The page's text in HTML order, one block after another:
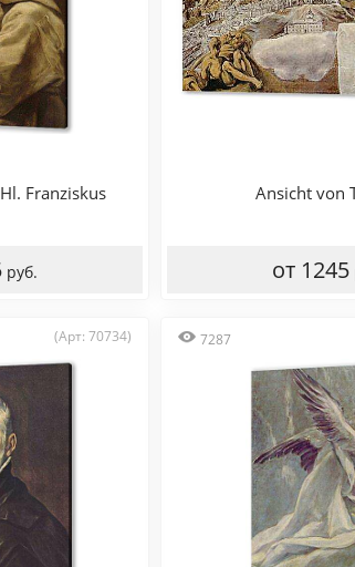
Franziskus
руб.
Ansicht von
от 1245
(Арт: 70734) 7287